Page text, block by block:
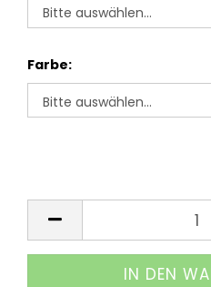
Farbe: